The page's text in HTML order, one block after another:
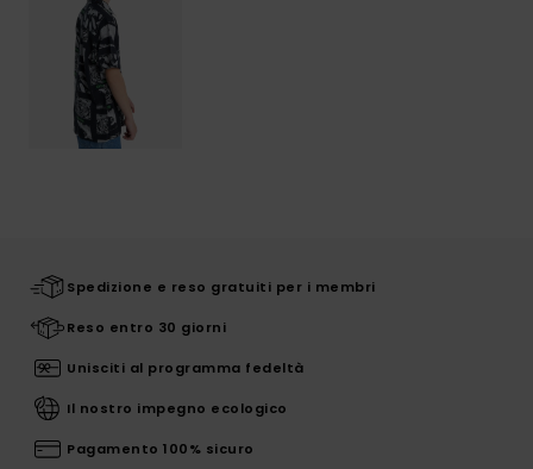
Spedizione e reso gratuiti per i membri
Reso entro 30 giorni
Unisciti al programma fedeltà
Il nostro impegno ecologico
Pagamento 100% sicuro